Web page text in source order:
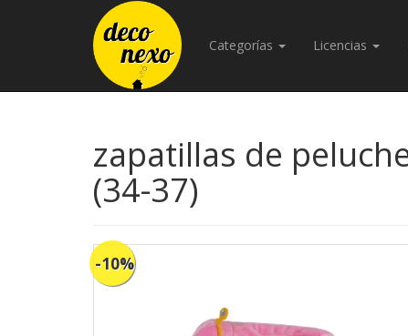
Categorías Licencias
zapatillas de
(34-37)
-10%